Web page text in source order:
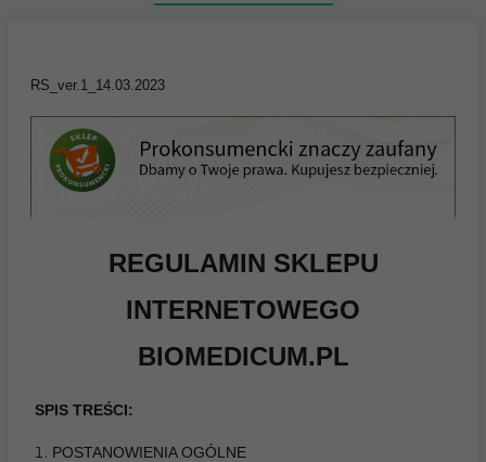
RS_ver.1_14.03.2023
REGULAMIN SKLEPU
INTERNETOWEGO
BIOMEDICUM.PL
SPIS TREŚCI:
POSTANOWIENIA OGÓLNE